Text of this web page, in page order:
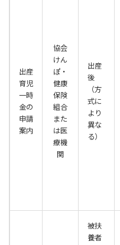
出産
育児
一時
金の
申請
案内
協会
けん
ぽ・
健康
保険
組合
また
は医
療機
関
出産
後
（方
式に
より
異な
る）
被扶
養者